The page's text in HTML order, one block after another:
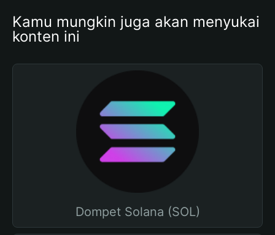
Kamu mungkin juga akan menyukai
konten ini
Dompet Solana (SOL)